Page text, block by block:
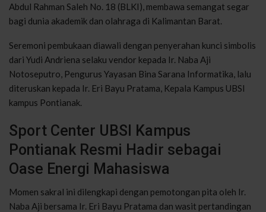
Abdul Rahman Saleh No. 18 (BLKI), membawa semangat segar
bagi dunia akademik dan olahraga di Kalimantan Barat.
Seremoni pembukaan diawali dengan penyerahan kunci simbolis
dari Yudi Andriena selaku vendor kepada Ir. Naba Aji
Notoseputro, Pengurus Yayasan Bina Sarana Informatika, lalu
diteruskan kepada Ir. Eri Bayu Pratama, Kepala Kampus UBSI
kampus Pontianak.
Sport Center UBSI Kampus
Pontianak Resmi Hadir sebagai
Oase Energi Mahasiswa
Momen sakral ini dilengkapi dengan pemotongan pita oleh Ir.
Naba Aji bersama Ir. Eri Bayu Pratama dan wasit pertandingan